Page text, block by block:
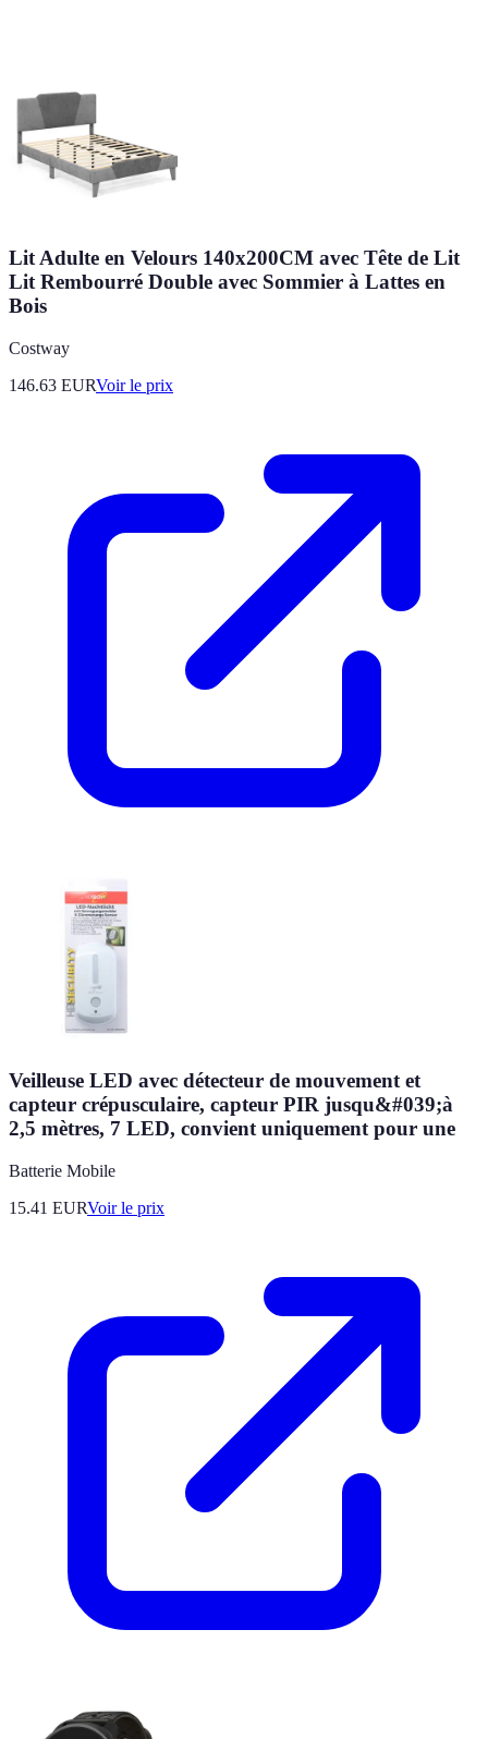
Lit Adulte en Velours 140x200CM avec Tête de Lit
Lit Rembourré Double avec Sommier à Lattes en
Bois
Costway
146.63 EURVoir le prix
Veilleuse LED avec détecteur de mouvement et
capteur crépusculaire, capteur PIR jusqu&#039;à
2,5 mètres, 7 LED, convient uniquement pour une
Batterie Mobile
15.41 EURVoir le prix